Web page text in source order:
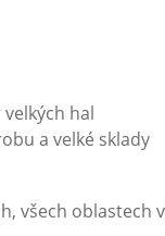
hal
a velké sklady
všech oblastech